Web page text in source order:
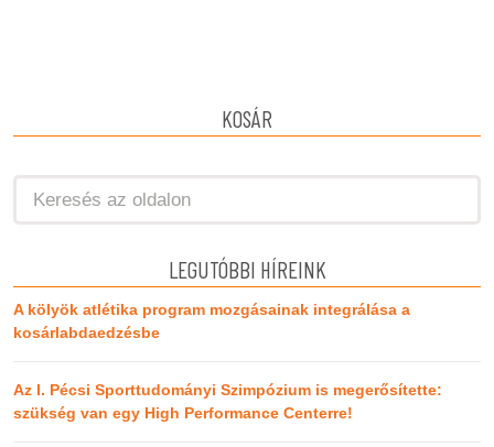
KOSÁR
LEGUTÓBBI HÍREINK
A kölyök atlétika program mozgásainak integrálása a
kosárlabdaedzésbe
Az I. Pécsi Sporttudományi Szimpózium is megerősítette:
szükség van egy High Performance Centerre!